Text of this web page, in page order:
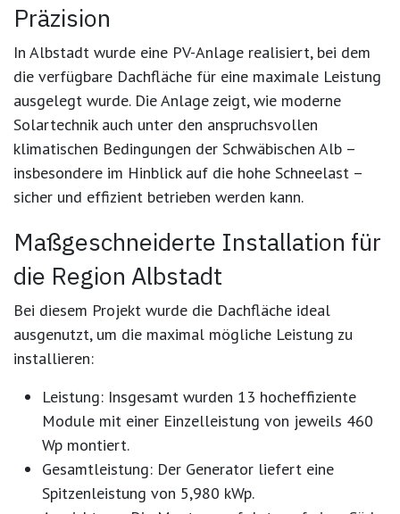
Präzision
In Albstadt wurde eine PV-Anlage realisiert, bei dem
die verfügbare Dachfläche für eine maximale Leistung
ausgelegt wurde. Die Anlage zeigt, wie moderne
Solartechnik auch unter den anspruchsvollen
klimatischen Bedingungen der Schwäbischen Alb –
insbesondere im Hinblick auf die hohe Schneelast –
sicher und effizient betrieben werden kann.
Maßgeschneiderte Installation für
die Region Albstadt
Bei diesem Projekt wurde die Dachfläche ideal
ausgenutzt, um die maximal mögliche Leistung zu
installieren:
Leistung: Insgesamt wurden 13 hocheffiziente
Module mit einer Einzelleistung von jeweils 460
Wp montiert.
Gesamtleistung: Der Generator liefert eine
Spitzenleistung von 5,980 kWp.